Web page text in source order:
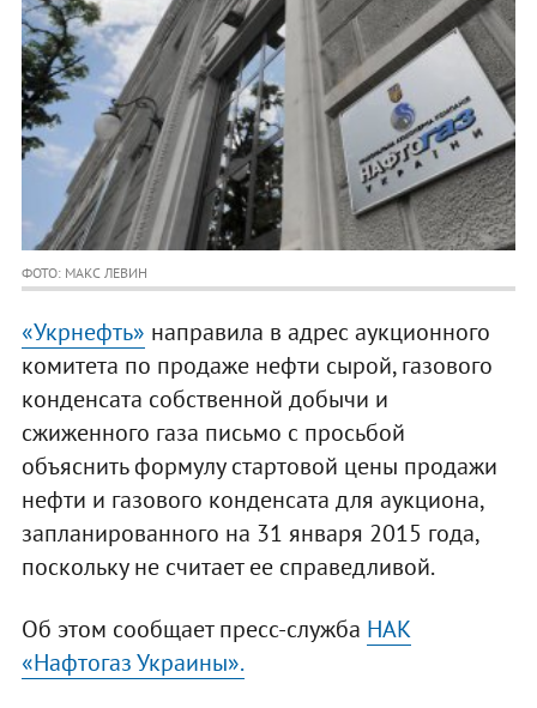
ФОТО: МАКС ЛЕВИН
«Укрнефть» направила в адрес аукционного
комитета по продаже нефти сырой, газового
конденсата собственной добычи и
сжиженного газа письмо с просьбой
объяснить формулу стартовой цены продажи
нефти и газового конденсата для аукциона,
запланированного на 31 января 2015 года,
поскольку не считает ее справедливой.
Об этом сообщает пресс-служба НАК
«Нафтогаз Украины».